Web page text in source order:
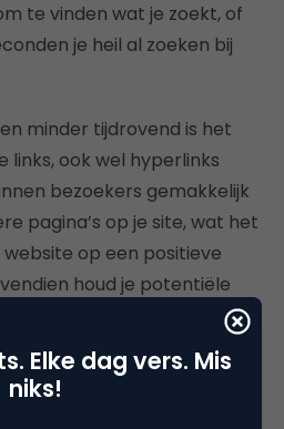
te vinden wat je zoekt, of
je heil al zoeken bij
minder tijdrovend is het
links, ook wel hyperlinks
bezoekers gemakkelijk
pagina’s op je site, wat het
op een positieve
houd je potentiële
de waarde van je site ook
Elke dag vers. Mis
niks!